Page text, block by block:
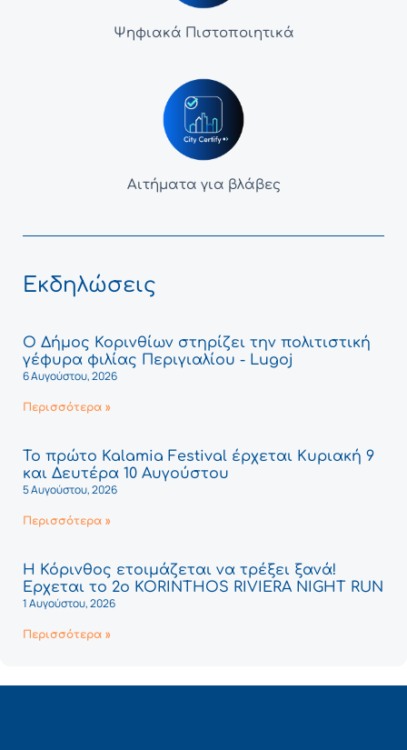
Ψηφιακά Πιστοποιητικά
Αιτήματα για βλάβες
Εκδηλώσεις
Ο Δήμος Κορινθίων στηρίζει την πολιτιστική
γέφυρα φιλίας Περιγιαλίου - Lugoj
6 Αυγούστου, 2026
Περισσότερα »
Το πρώτο Kalamia Festival έρχεται Κυριακή 9
και Δευτέρα 10 Αυγούστου
5 Αυγούστου, 2026
Περισσότερα »
Η Κόρινθος ετοιμάζεται να τρέξει ξανά!
Έρχεται το 2ο KORINTHOS RIVIERA NIGHT RUN
1 Αυγούστου, 2026
Περισσότερα »